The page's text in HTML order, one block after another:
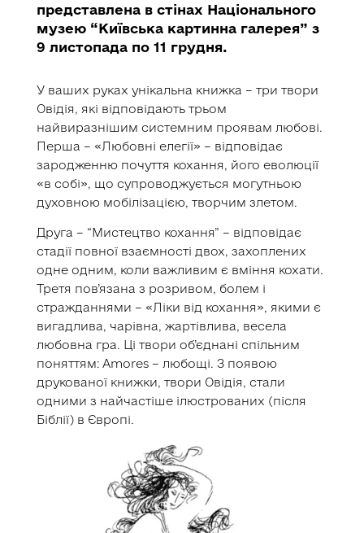
представлена в стінах Національного
музею “Київська картинна галерея” з
9 листопада по 11 грудня.
У ваших руках унікальна книжка – три твори
Овідія, які відповідають трьом
найвиразнішим системним проявам любові.
Перша – «Любовні елегії» – відповідає
зародженню почуття кохання, його еволюції
«в собі», що супроводжується могутньою
духовною мобілізацією, творчим злетом.
Друга – “Мистецтво кохання” – відповідає
стадії повної взаємності двох, захоплених
одне одним, коли важливим є вміння кохати.
Третя пов’язана з розривом, болем і
стражданнями – «Ліки від кохання», якими є
вигадлива, чарівна, жартівлива, весела
любовна гра. Ці твори об’єднані спільним
поняттям: Amores – любощі. З появою
друкованої книжки, твори Овідія, стали
одними з найчастіше ілюстрованих (після
Біблії) в Європі.